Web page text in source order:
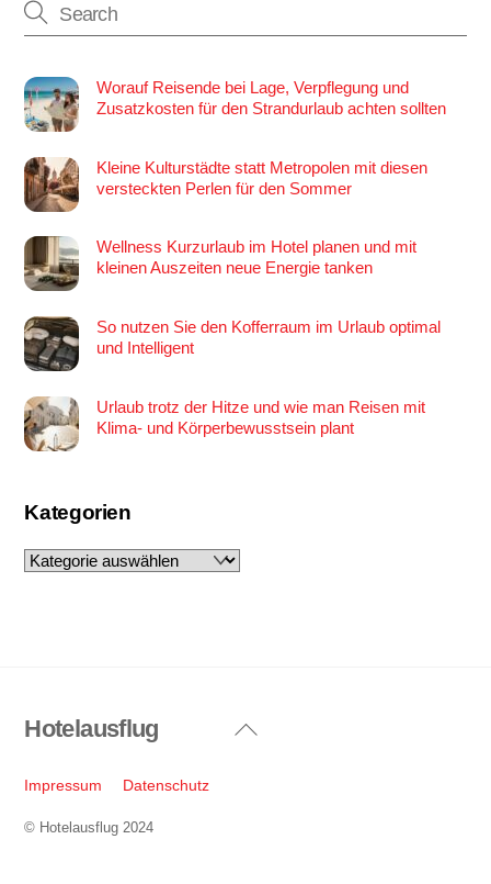
Worauf Reisende bei Lage, Verpflegung und
Zusatzkosten für den Strandurlaub achten sollten
Kleine Kulturstädte statt Metropolen mit diesen
versteckten Perlen für den Sommer
Wellness Kurzurlaub im Hotel planen und mit
kleinen Auszeiten neue Energie tanken
So nutzen Sie den Kofferraum im Urlaub optimal
und Intelligent
Urlaub trotz der Hitze und wie man Reisen mit
Klima- und Körperbewusstsein plant
Kategorien
Kategorien
Back
Hotelausflug
Impressum Datenschutz
© Hotelausflug 2024